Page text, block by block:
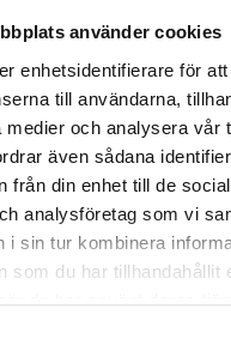
använder cookies
enhetsidentifierare för
till användarna,
medier och analysera vår
även sådana
från din enhet till de
analysföretag som vi
i sin tur kombinera
som du har tillhandahållit
du har använt deras
dine for å
avslutte
Firma